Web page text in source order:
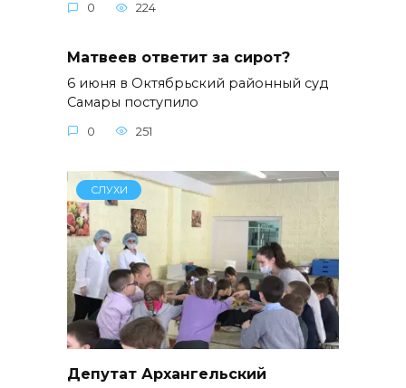
0 224
Матвеев ответит за сирот?
6 июня в Октябрьский районный суд
Самары поступило
0 251
СЛУХИ
Депутат Архангельский